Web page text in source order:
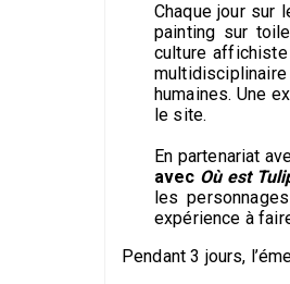
Chaque jour sur
painting sur
culture
humaines. Une
le site.
En partenariat
avec Où est
les
expérience à
Pendant 3 jours,